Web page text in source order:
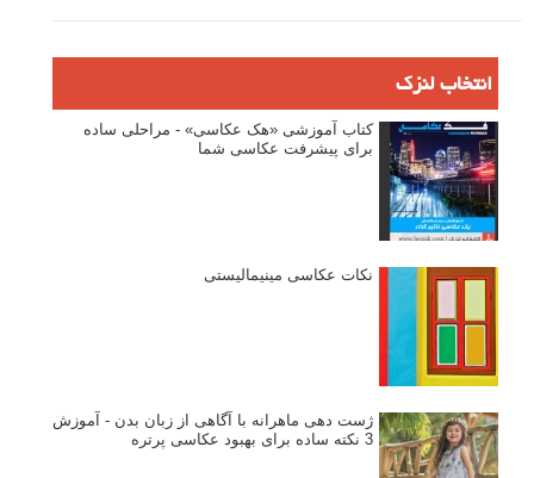
انتخاب لنزک
کتاب آموزشی «هک عکاسی» - مراحلی ساده
برای پیشرفت عکاسی شما
نکات عکاسی مینیمالیستی
ژست دهی ماهرانه با آگاهی از زبان بدن - آموزش
3 نکته ساده برای بهبود عکاسی پرتره